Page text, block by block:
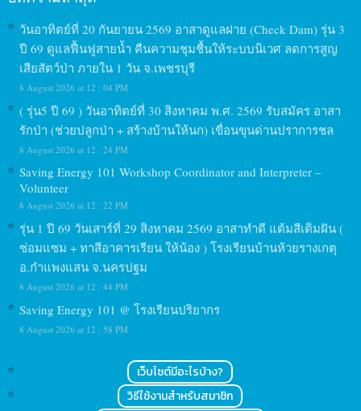
วันอาทิตย์ที่ 20 กันยายน 2569 อาสาดูแลฝาย (Check Dam) รุ่น 3
ปี 69 ดูแลฟื้นฟูสายน้ำ คืนความชุมชื้นให้ระบบนิเวศ ลดการสูญ
เสียสัตว์ป่า ภายใน 1 วัน จ.เพชรบุรี
8 August 2026 at 12 : 04 PM
( รุ่น5 ปี 69 ) วันอาทิตย์ที่ 30 สิงหาคม พ.ศ. 2569 รับสมัคร อาสา
รักป่า (ช่วยปลูกป่า + สร้างบ้านให้นก) เขื่อนขุนด่านปราการชล
8 August 2026 at 12 : 24 PM
Saving Energy 101 Workshop Coordinator and Interpreter –
Volunteer
8 August 2026 at 12 : 22 PM
รุ่น 1 ปี 69 วันเสาร์ที่ 29 สิงหาคม 2569 อาสาทำดี แต้มสีเติมฝัน (
ซ่อมแซม + ทาสีอาคารเรียน ให้น้อง ) โรงเรียนบ้านห้วยรางเกตุ
อ.กำแพงแสน จ.นครปฐม
8 August 2026 at 12 : 44 PM
Saving Energy 101 @ โรงเรียนปริยากร
8 August 2026 at 12 : 58 PM
เว็บไซต์มีอะไรบ้าง?
วิธีใช้งานสำหรับสมาชิก